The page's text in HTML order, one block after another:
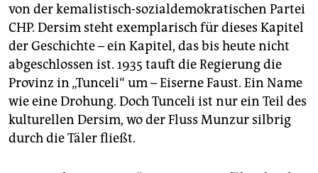
Das Massaker 1937/38Bei einem brutalen
Militäreinsatz wurden in den Jahren 1937/1938 Dörfer
bombardiert, Menschen deportiert und massakriert.
13.000 (laut Regierung) bis zu 70.000 Menschen (laut
alevitisch-kurdischen Quellen) starben.
Verantwortlich war die CHP, die damalige
Staatspartei unter Mustafa Kemal Atatürk und İsmet
İnönü, die eine Politik der Homogenisierung verfolgte.
Sie begründete den Militäreinsatz mit einem
von der kemalistisch-sozialdemokratischen Partei
CHP. Dersim steht exemplarisch für dieses Kapitel
der Geschichte – ein Kapitel, das bis heute nicht
abgeschlossen ist. 1935 tauft die Regierung die
Provinz in „Tunceli“ um – Eiserne Faust. Ein Name
wie eine Drohung. Doch Tunceli ist nur ein Teil des
kulturellen Dersim, wo der Fluss Munzur silbrig
durch die Täler fließt.